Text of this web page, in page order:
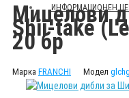
ИНФОРМАЦИОНЕН
Мицелови
Shii-take
20 бр
Марка FRANCHI Модел